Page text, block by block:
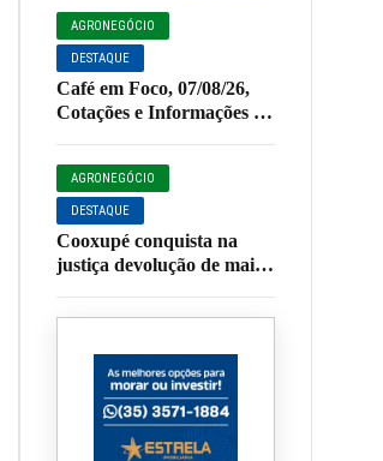
atendimentos
administrativos
AGRONEGÓCIO
DESTAQUE
Café em Foco, 07/08/26,
Cotações e Informações da
AGRONEGÓCIO
DESTAQUE
Cooxupé conquista na
justiça devolução de mais
cooperados em decisão